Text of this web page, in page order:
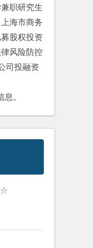
职研究生
海市商务
股权投资
风险防控
司投融资
。